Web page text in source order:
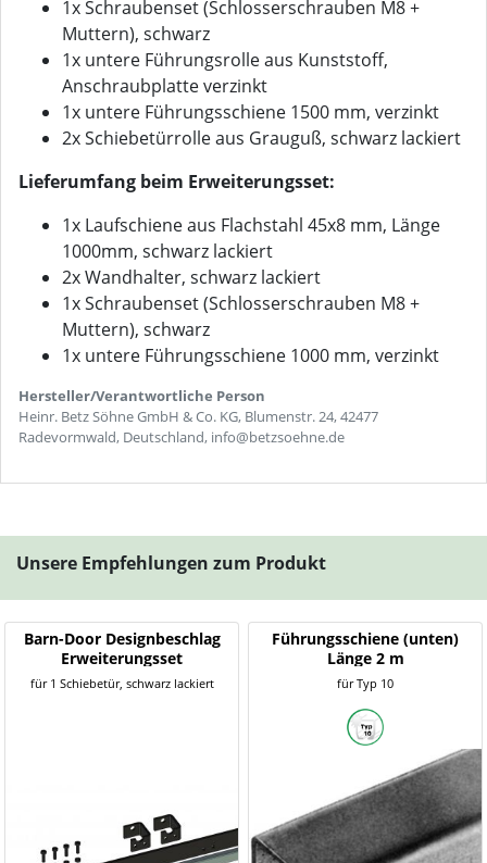
1x Schraubenset (Schlosserschrauben M8 +
Muttern), schwarz
1x untere Führungsrolle aus Kunststoff,
Anschraubplatte verzinkt
1x untere Führungsschiene 1500 mm, verzinkt
2x Schiebetürrolle aus Grauguß, schwarz lackiert
Lieferumfang beim Erweiterungsset:
1x Laufschiene aus Flachstahl 45x8 mm, Länge
1000mm, schwarz lackiert
2x Wandhalter, schwarz lackiert
1x Schraubenset (Schlosserschrauben M8 +
Muttern), schwarz
1x untere Führungsschiene 1000 mm, verzinkt
Hersteller/Verantwortliche Person
Heinr. Betz Söhne GmbH & Co. KG, Blumenstr. 24, 42477
Radevormwald, Deutschland, info@betzsoehne.de
Unsere Empfehlungen zum Produkt
Barn-Door Designbeschlag
Erweiterungsset
für 1 Schiebetür, schwarz lackiert
Führungsschiene (unten)
Länge 2 m
für Typ 10